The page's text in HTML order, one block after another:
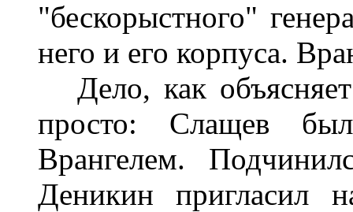
"бескорыстного"
него и его корпуса.
Дело, как
просто: Слащев
Врангелем.
Деникин пригласил